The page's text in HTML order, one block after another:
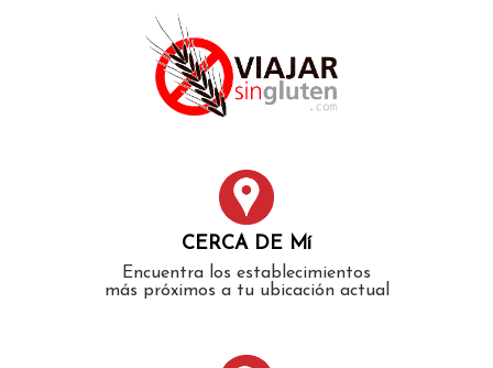
CERCA DE Mí
Encuentra los establecimientos
más próximos a tu ubicación actual
authorized to show the cookie declaration for domain group
ID 546ddaab-b478-4440-aa8a-3b0205284212. Please add it to
the domain group in the Cookiebot Manager to authorize